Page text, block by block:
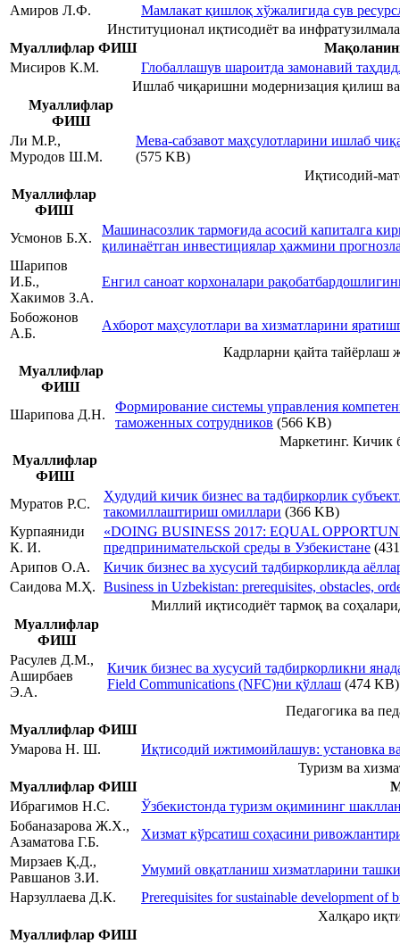
Амиров Л.Ф.
Мамлакат қишлоқ хўжалигида сув
Институционал иқтисодиёт ва
Муаллифлар ФИШ
Мисиров К.М.
Глобаллашув шароитда замонавий
Ишлаб чиқаришни модернизация қилиш
Муаллифлар
ФИШ
Ли М.Р.,
Муродов Ш.М.
Мева-сабзавот маҳсулотларини ишлаб
(575 KB)
Иқтисодий-
Муаллифлар
ФИШ
Усмонов Б.Х.
Машинасозлик тармоғида асосий капиталга
қилинаётган инвестициялар ҳажмини
Шарипов
И.Б.,
Хакимов З.А.
Енгил саноат корхоналари
Бобожонов
А.Б.
Ахборот маҳсулотлари ва хизматларини
Кадрларни қайта тайёрлаш
Муаллифлар
ФИШ
Шарипова Д.Н.
Формирование системы управления
таможенных сотрудников (566 KB)
Маркетинг. Кичик
Муаллифлар
ФИШ
Муратов Р.С.
Ҳудудий кичик бизнес ва тадбиркорлик
такомиллаштириш омиллари (366 KB)
Курпаяниди
К. И.
«DOING BUSINESS 2017: EQUAL
предпринимательской среды в Узбекистане
Арипов О.А.
Кичик бизнес ва хусусий тадбиркорликда
Саидова М.Ҳ. Business in Uzbekistan: prerequisites, obstacles,
Миллий иқтисодиёт тармоқ ва
Муаллифлар
ФИШ
Расулев Д.М.,
Аширбаев
Э.А.
Кичик бизнес ва хусусий тадбиркорликни
Field Communications (NFC)ни қўллаш (474 KB)
Педагогика ва
Муаллифлар ФИШ
Умарова Н. Ш.
Иқтисодий ижтимоийлашув: установка
Туризм ва
Муаллифлар ФИШ
Ибрагимов Н.С.
Ўзбекистонда туризм оқимининг
Бобаназарова Ж.Х.,
Азаматова Г.Б.
Хизмат кўрсатиш соҳасини
Мирзаев Қ.Д.,
Равшанов З.И.
Умумий овқатланиш хизматларини
Нарзуллаева Д.К.
Prerequisites for sustainable development of
Халқаро
Муаллифлар ФИШ